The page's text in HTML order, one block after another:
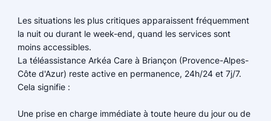
Les situations les plus critiques apparaissent fréquemment
la nuit ou durant le week-end, quand les services sont
moins accessibles.
La téléassistance Arkéa Care à Briançon (Provence-Alpes-
Côte d'Azur) reste active en permanence, 24h/24 et 7j/7.
Cela signifie :
Une prise en charge immédiate à toute heure du jour ou de